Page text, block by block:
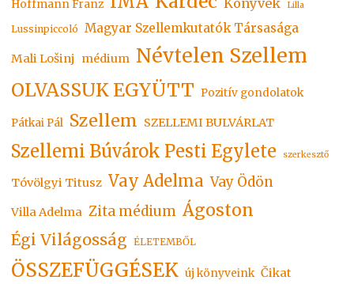
Hoffmann Franz Könyvek Lilla
Lussinpiccoló Magyar Szellemkutatók Társasága
Mali Lošinj médium Névtelen Szellem
OLVASSUK EGYÜTT Pozitív gondolatok
Pátkai Pál Szellem SZELLEMI BULVÁRLAT
Szellemi Búvárok Pesti Egylete szerkesztő
Tóvölgyi Titusz Vay Adelma Vay Ödön
Villa Adelma Zita médium Ágoston
Égi Világosság ÉLETEMBŐL
ÖSSZEFÜGGÉSEK új könyveink Čikat